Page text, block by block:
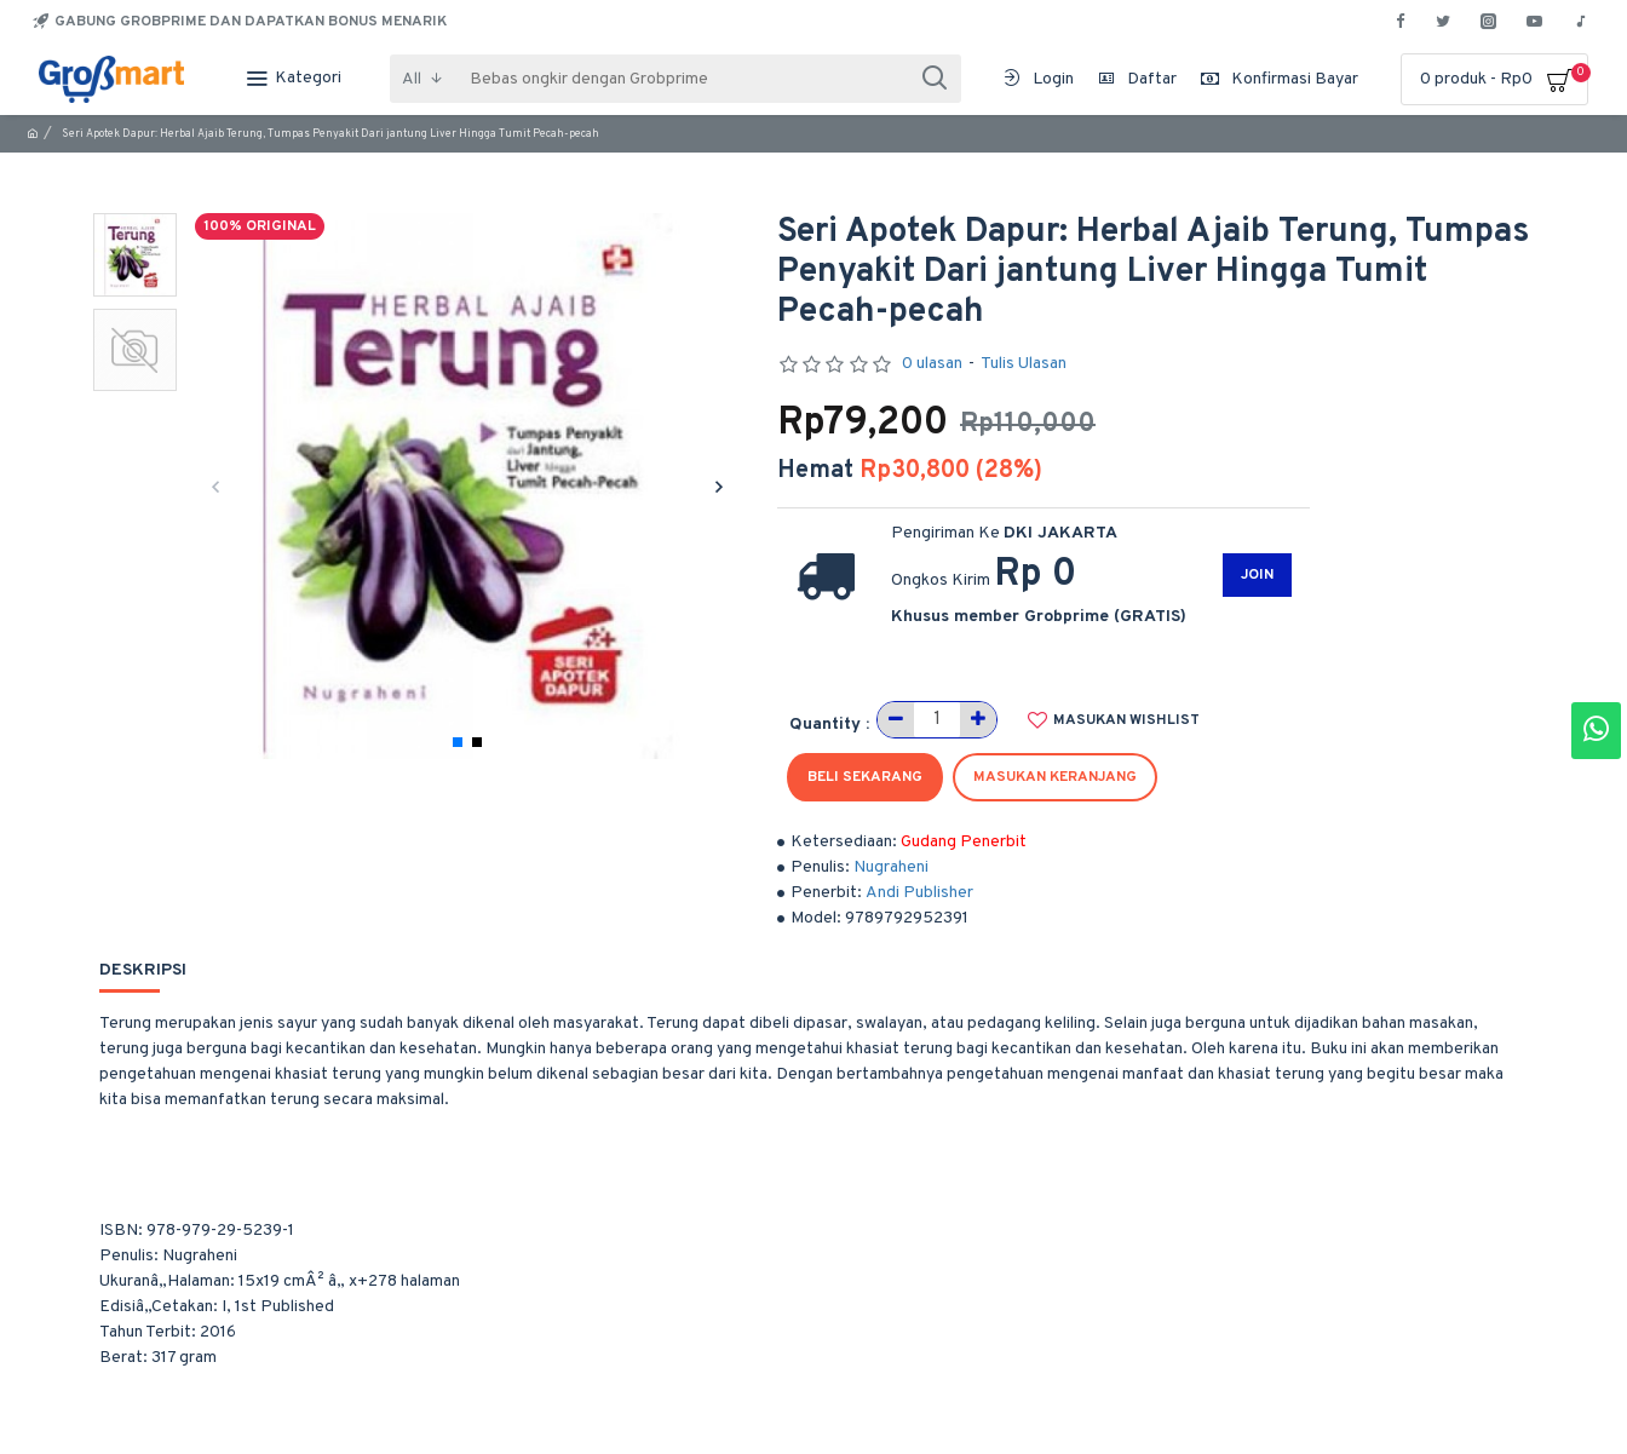
GABUNG GROBPRIME DAN DAPATKAN BONUS MENARIK
Kategori All Login Daftar Konfirmasi Bayar 0 produk - Rp0 0
Seri Apotek Dapur: Herbal Ajaib Terung, Tumpas Penyakit Dari jantung Liver Hingga Tumit Pecah-pecah
100% ORIGINAL
Seri Apotek Dapur: Herbal Ajaib Terung, Tumpas
Penyakit Dari jantung Liver Hingga Tumit
Pecah-pecah
Ketersediaan: Gudang Penerbit
Penulis: Nugraheni
Penerbit: Andi Publisher
Model: 9789792952391
0 ulasan - Tulis Ulasan
Rp110,000
Rp79,200
Hemat Rp30,800 (28%)
Pengiriman Ke DKI JAKARTA
Ongkos Kirim Rp 0
Khusus member Grobprime (GRATIS)
JOIN
Quantity : MASUKAN WISHLIST
BELI SEKARANG MASUKAN KERANJANG
DESKRIPSI
Terung merupakan jenis sayur yang sudah banyak dikenal oleh masyarakat. Terung dapat dibeli dipasar, swalayan, atau pedagang keliling. Selain juga berguna untuk dijadikan bahan masakan,
terung juga berguna bagi kecantikan dan kesehatan. Mungkin hanya beberapa orang yang mengetahui khasiat terung bagi kecantikan dan kesehatan. Oleh karena itu. Buku ini akan memberikan
pengetahuan mengenai khasiat terung yang mungkin belum dikenal sebagian besar dari kita. Dengan bertambahnya pengetahuan mengenai manfaat dan khasiat terung yang begitu besar maka
kita bisa memanfatkan terung secara maksimal.
ISBN: 978-979-29-5239-1
Penulis: Nugraheni
Ukuranâ„Halaman: 15x19 cmÂ² â„ x+278 halaman
Edisiâ„Cetakan: I, 1st Published
Tahun Terbit: 2016
Berat: 317 gram